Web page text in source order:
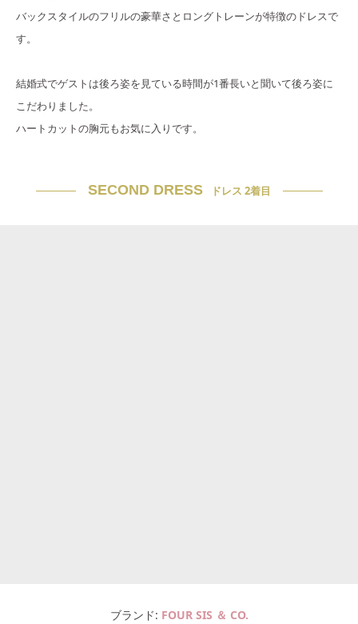
バックスタイルのフリルの豪華さとロングトレーンが特徴のドレスで
す。
結婚式でゲストは後ろ姿を見ている時間が1番長いと聞いて後ろ姿に
こだわりました。
ハートカットの胸元もお気に入りです。
SECOND DRESS ドレス 2着目
ブランド FOUR SIS ＆ CO.